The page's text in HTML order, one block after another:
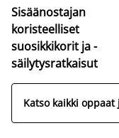
Sisäänostajan
koristeelliset
suosikkikorit ja -
säilytysratkaisut
Katso kaikki